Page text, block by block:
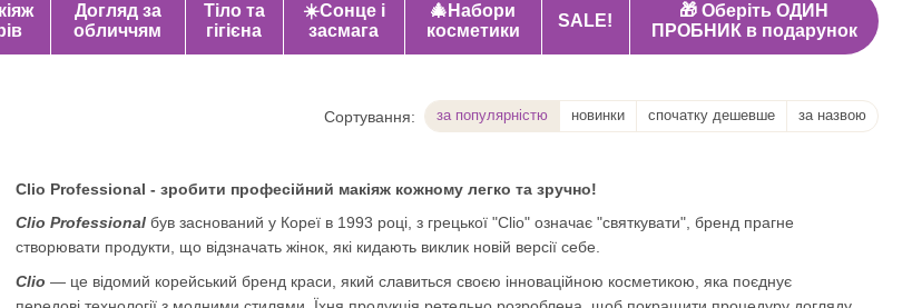
Догляд за
обличчям
Тіло та
гігієна
☀️Сонце і
засмага
🎄Набори
косметики
SALE!
🎁 Оберіть ОДИН
ПРОБНИК в подарунок
Сортування: за популярністю новинки спочатку дешевше за назвою
Clio Professional - зробити професійний макіяж кожному легко та зручно!
Clio Professionalбув заснований у Кореї в 1993 році, з грецької "Clio" означає "святкувати", бренд прагне
створювати продукти, що відзначать жінок, які кидають виклик новій версії себе.
Clio — це відомий корейський бренд краси, який славиться своєю інноваційною косметикою, яка поєднує